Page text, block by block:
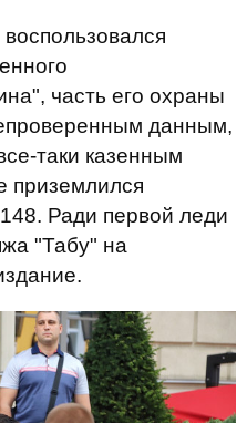
часть его охраны
данным,
таки казенным
приземлился
Ради первой леди
"Табу" на